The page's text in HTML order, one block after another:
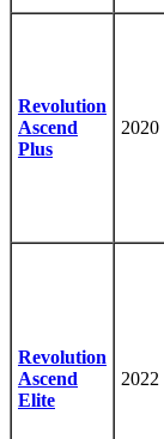
Revolution
Ascend
Plus
2020
Revolution
Ascend
Elite
2022